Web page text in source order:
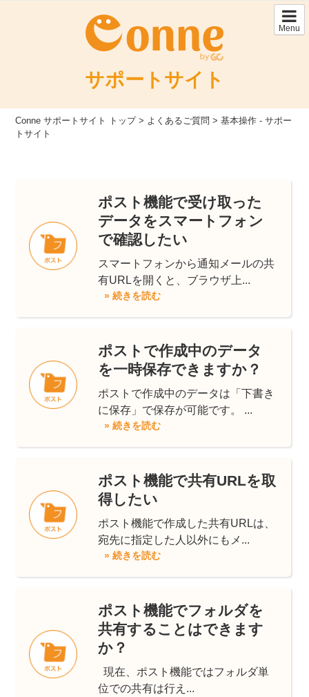
Menu
サポートサイト
Conne サポートサイト トップ > よくあるご質問 >基本操作 - サポー
トサイト
ポスト機能で受け取った
データをスマートフォン
で確認したい
スマートフォンから通知メールの共
有URLを開くと、ブラウザ上...
» 続きを読む
ポストで作成中のデータ
を一時保存できますか？
ポストで作成中のデータは「下書き
に保存」で保存が可能です。 ...
» 続きを読む
ポスト機能で共有URLを取
得したい
ポスト機能で作成した共有URLは、
宛先に指定した人以外にもメ...
» 続きを読む
ポスト機能でフォルダを
共有することはできます
か？
現在、ポスト機能ではフォルダ単
位での共有は行え...